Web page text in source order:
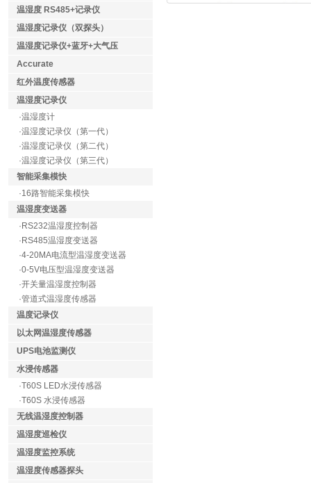
温湿度 RS485+记录仪
温湿度记录仪（双探头）
温湿度记录仪+蓝牙+大气压
Accurate
红外温度传感器
温湿度记录仪
·温湿度计
·温湿度记录仪（第一代）
·温湿度记录仪（第二代）
·温湿度记录仪（第三代）
智能采集模快
·16路智能采集模快
温湿度变送器
·RS232温湿度控制器
·RS485温湿度变送器
·4-20MA电流型温湿度变送器
·0-5V电压型温湿度变送器
·开关量温湿度控制器
·管道式温湿度传感器
温度记录仪
以太网温湿度传感器
UPS电池监测仪
水浸传感器
·T60S LED水浸传感器
·T60S 水浸传感器
无线温湿度控制器
温湿度巡检仪
温湿度监控系统
温湿度传感器探头